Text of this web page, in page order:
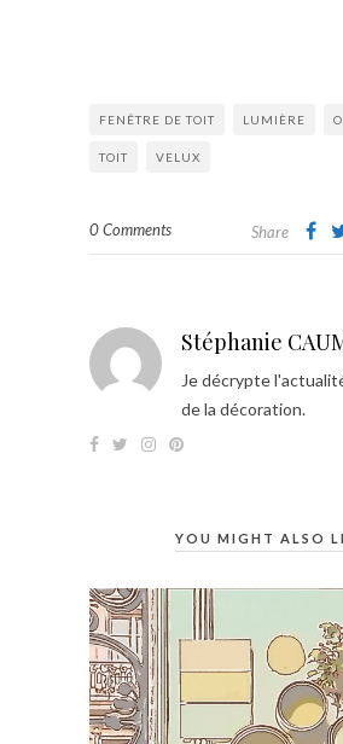
FENÊTRE DE TOIT LUMIÈRE
TOIT VELUX
0 Comments Share
Stéphanie
Je décrypte
de la décoration.
YOU MIGHT ALSO